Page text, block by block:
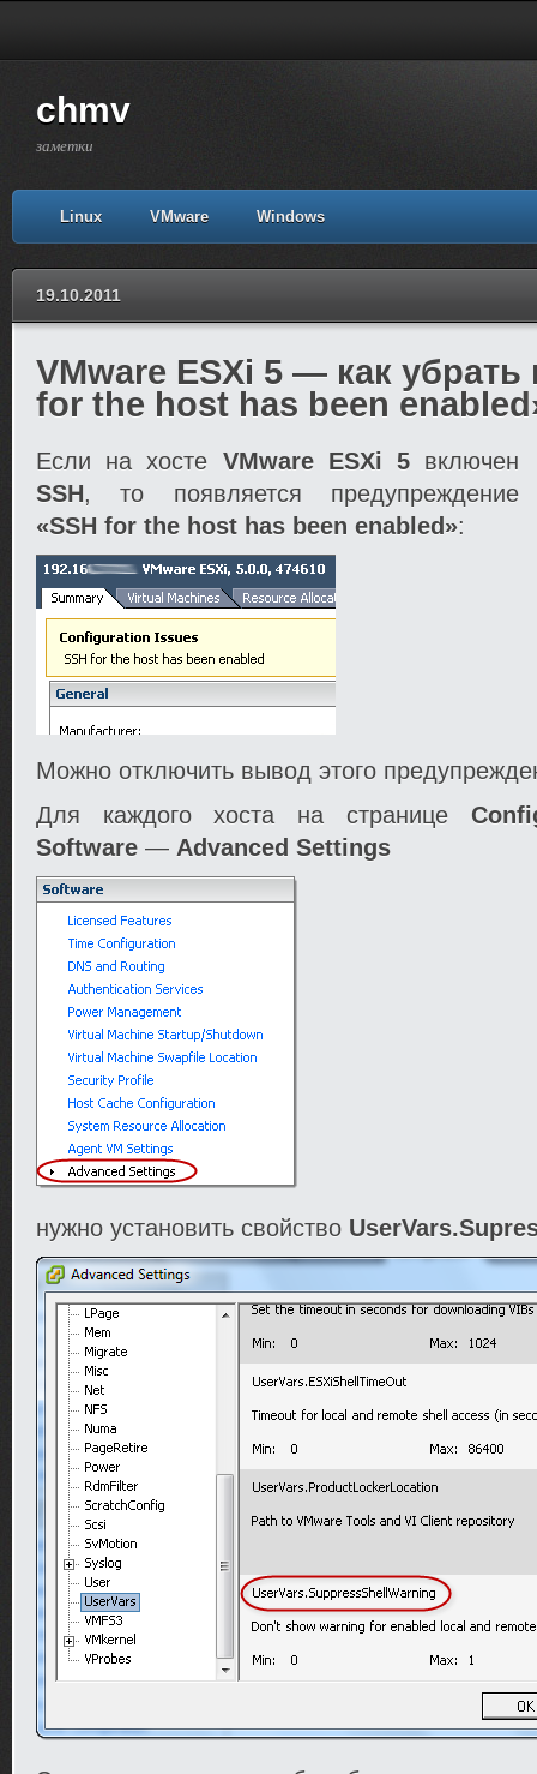
chmv
заметки
Linux VMware Windows
19.10.2011
VMware ESXi 5 — как убрать
for the host has been
Если на хосте VMware ESXi 5включен
SSH, то появляется предупреждение
«SSH for the host has been enabled»:
Можно отключить вывод этого
Для каждого хоста на странице
Software — Advanced Settings
нужно установить свойство